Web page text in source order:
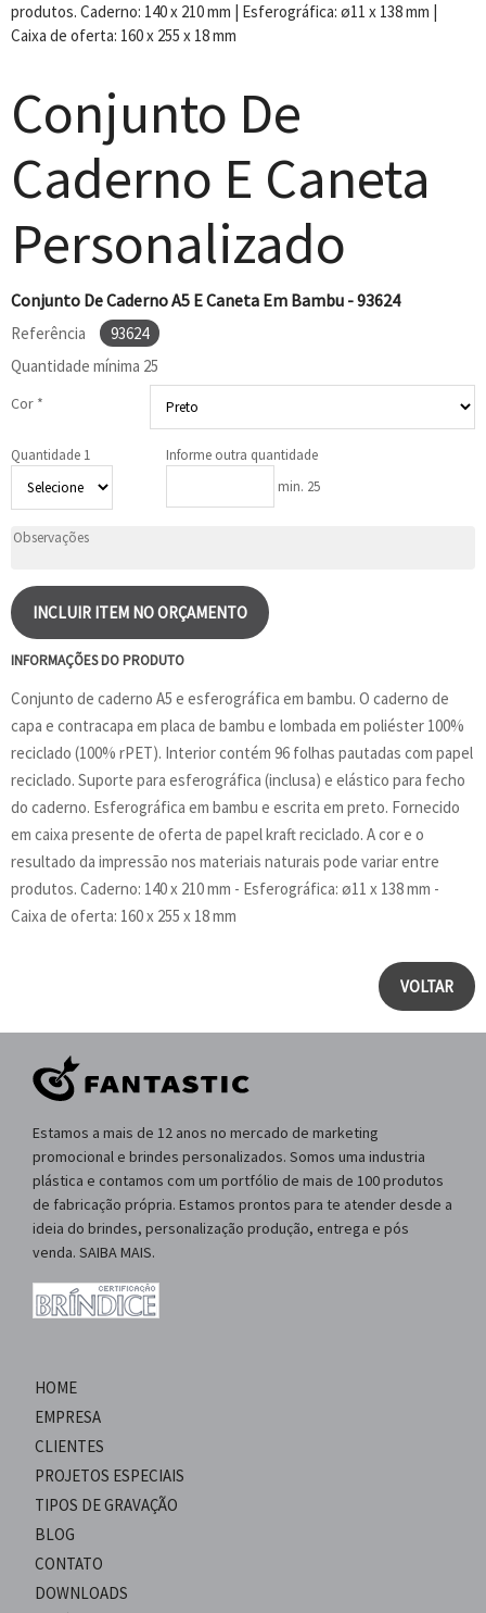
produtos. Caderno: 140 x 210 mm | Esferográfica: ø11 x 138 mm |
Caixa de oferta: 160 x 255 x 18 mm
Conjunto De
Caderno E Caneta
Personalizado
Conjunto De Caderno A5 E Caneta Em Bambu - 93624
Referência
93624
Quantidade mínima 25
Cor *
Quantidade 1
Informe outra quantidade
min. 25
INCLUIR ITEM NO ORÇAMENTO
INFORMAÇÕES DO PRODUTO
Conjunto de caderno A5 e esferográfica em bambu. O caderno de
capa e contracapa em placa de bambu e lombada em poliéster 100%
reciclado (100% rPET). Interior contém 96 folhas pautadas com papel
reciclado. Suporte para esferográfica (inclusa) e elástico para fecho
do caderno. Esferográfica em bambu e escrita em preto. Fornecido
em caixa presente de oferta de papel kraft reciclado. A cor e o
resultado da impressão nos materiais naturais pode variar entre
produtos. Caderno: 140 x 210 mm - Esferográfica: ø11 x 138 mm -
Caixa de oferta: 160 x 255 x 18 mm
VOLTAR
Estamos a mais de 12 anos no mercado de marketing
promocional e brindes personalizados. Somos uma industria
plástica e contamos com um portfólio de mais de 100 produtos
de fabricação própria. Estamos prontos para te atender desde a
ideia do brindes, personalização produção, entrega e pós
venda. SAIBA MAIS.
HOME
EMPRESA
CLIENTES
PROJETOS ESPECIAIS
TIPOS DE GRAVAÇÃO
BLOG
CONTATO
DOWNLOADS